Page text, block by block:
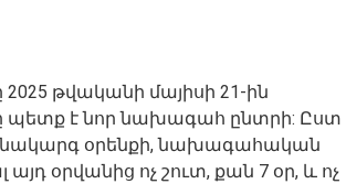
թվականի մայիսի 21-ին
պետք է նոր նախագահ ընտրի: Ըստ
օրենքի, նախագահական
օրվանից ոչ շուտ, քան 7 օր, և ոչ